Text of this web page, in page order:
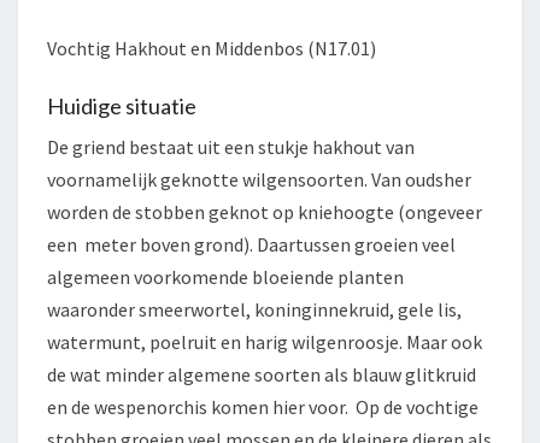
Vochtig Hakhout en Middenbos (N17.01)
Huidige situatie
De griend bestaat uit een stukje hakhout van
voornamelijk geknotte wilgensoorten. Van oudsher
worden de stobben geknot op kniehoogte (ongeveer
een meter boven grond). Daartussen groeien veel
algemeen voorkomende bloeiende planten
waaronder smeerwortel, koninginnekruid, gele lis,
watermunt, poelruit en harig wilgenroosje. Maar ook
de wat minder algemene soorten als blauw glitkruid
en de wespenorchis komen hier voor. Op de vochtige